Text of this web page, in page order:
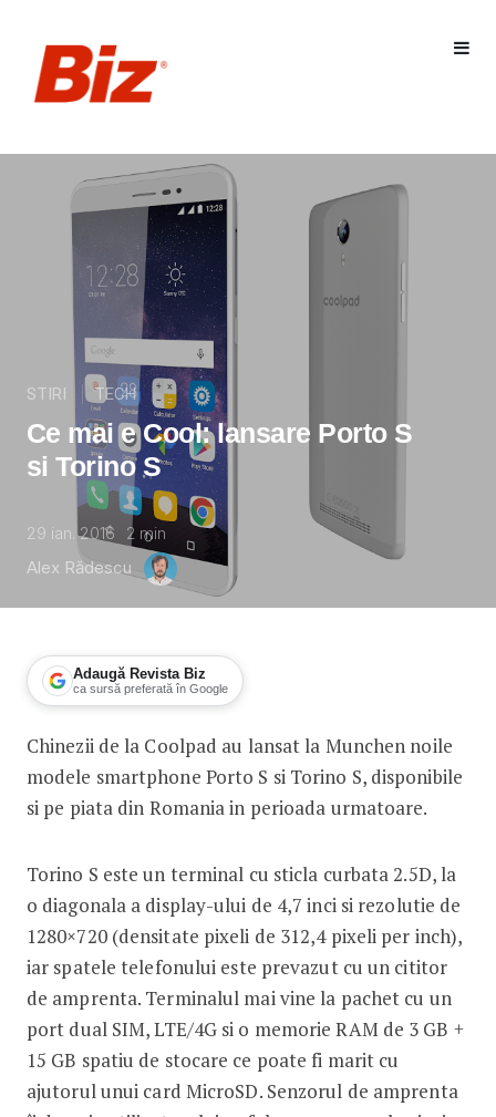
STIRI TECH
Ce mai e Cool: lansare Porto S
si Torino S
29 ian. 2016 2 min
Alex Rădescu
Adaugă Revista Biz
ca sursă preferată în Google
Ce mai e Cool: lansare Porto S si
Chinezii de la Coolpad au lansat la Munchen noile
modele smartphone Porto S si Torino S, disponibile
si pe piata din Romania in perioada urmatoare.
Torino S este un terminal cu sticla curbata 2.5D, la
o diagonala a display-ului de 4,7 inci si rezolutie de
1280×720 (densitate pixeli de 312,4 pixeli per inch),
iar spatele telefonului este prevazut cu un cititor
de amprenta. Terminalul mai vine la pachet cu un
port dual SIM, LTE/4G si o memorie RAM de 3 GB +
15 GB spatiu de stocare ce poate fi marit cu
ajutorul unui card MicroSD. Senzorul de amprenta